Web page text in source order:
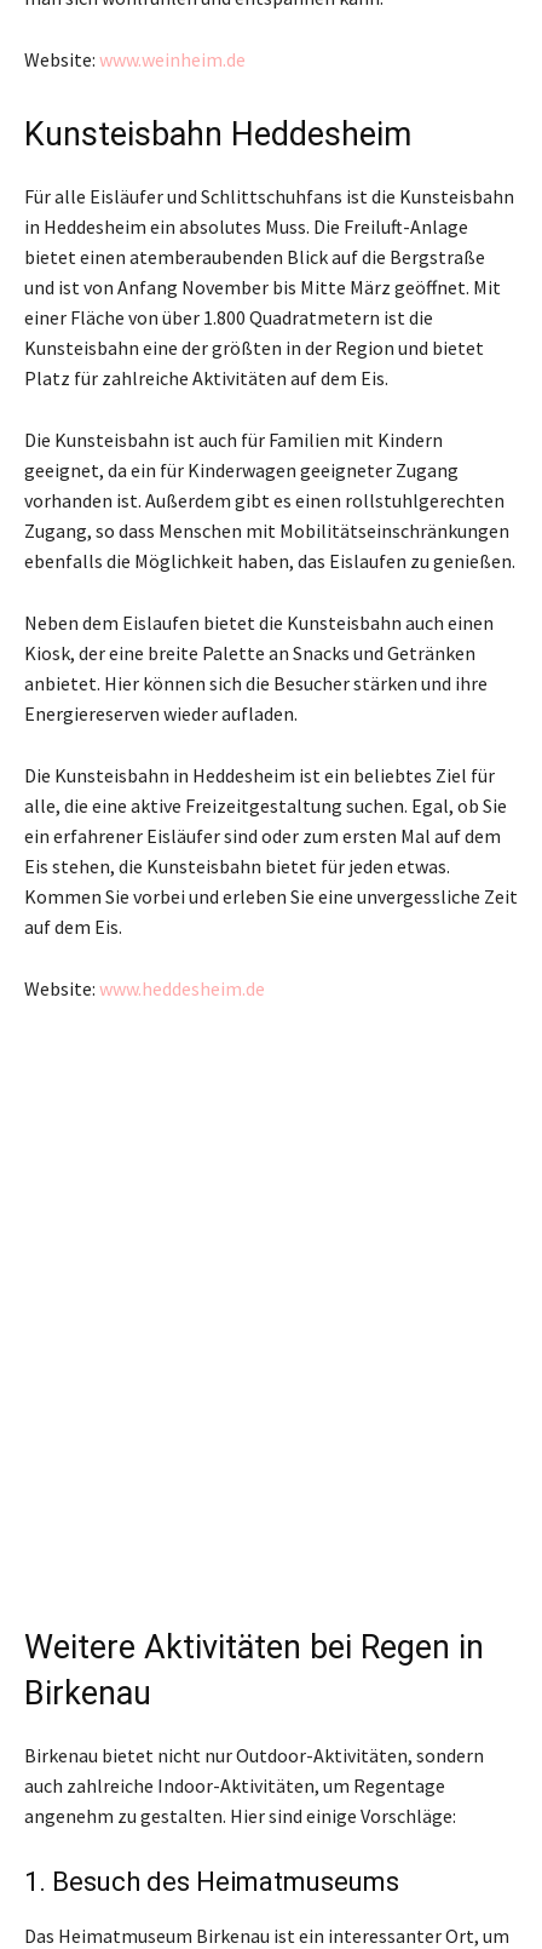
Website: www.weinheim.de
Kunsteisbahn Heddesheim
Für alle Eisläufer und Schlittschuhfans ist die Kunsteisbahn
in Heddesheim ein absolutes Muss. Die Freiluft-Anlage
bietet einen atemberaubenden Blick auf die Bergstraße
und ist von Anfang November bis Mitte März geöffnet. Mit
einer Fläche von über 1.800 Quadratmetern ist die
Kunsteisbahn eine der größten in der Region und bietet
Platz für zahlreiche Aktivitäten auf dem Eis.
Die Kunsteisbahn ist auch für Familien mit Kindern
geeignet, da ein für Kinderwagen geeigneter Zugang
vorhanden ist. Außerdem gibt es einen rollstuhlgerechten
Zugang, so dass Menschen mit Mobilitätseinschränkungen
ebenfalls die Möglichkeit haben, das Eislaufen zu genießen.
Neben dem Eislaufen bietet die Kunsteisbahn auch einen
Kiosk, der eine breite Palette an Snacks und Getränken
anbietet. Hier können sich die Besucher stärken und ihre
Energiereserven wieder aufladen.
Die Kunsteisbahn in Heddesheim ist ein beliebtes Ziel für
alle, die eine aktive Freizeitgestaltung suchen. Egal, ob Sie
ein erfahrener Eisläufer sind oder zum ersten Mal auf dem
Eis stehen, die Kunsteisbahn bietet für jeden etwas.
Kommen Sie vorbei und erleben Sie eine unvergessliche Zeit
auf dem Eis.
Website: www.heddesheim.de
Weitere Aktivitäten bei Regen in
Birkenau
Birkenau bietet nicht nur Outdoor-Aktivitäten, sondern
auch zahlreiche Indoor-Aktivitäten, um Regentage
angenehm zu gestalten. Hier sind einige Vorschläge:
1. Besuch des Heimatmuseums
Das Heimatmuseum Birkenau ist ein interessanter Ort, um